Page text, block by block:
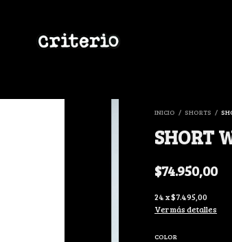
INICIO / SHORTS /
SHORT
$74.950,00
24x$7.495,00
Ver más detalles
COLOR